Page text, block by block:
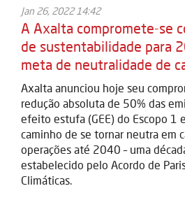
Jan 26, 2022 14:42
A Axalta compromete-se
de sustentabilidade para
meta de neutralidade de
Axalta anunciou hoje seu
redução absoluta de 50% das
efeito estufa (GEE) do Escopo 1
caminho de se tornar neutra em
operações até 2040 – uma
estabelecido pelo Acordo de
Climáticas.